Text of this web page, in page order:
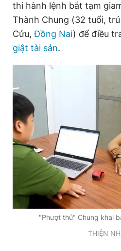
Tiện ích
Thông tin tòa soạn
Đọc Thanh Niên trên điện
Theo dõi báo trên
0906 645 777
RSS
thi hành lệnh bắt tạm
Thành Chung (32 tuổi,
Cửu,Đồng Nai) để điều
giật tài sản.
"Phượt thủ" Chung khai
THIỆN